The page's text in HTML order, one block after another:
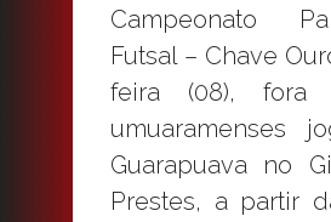
Campeonato
Futsal – Chave
feira (08), fora
umuaramenses
Guarapuava no
Prestes, a partir